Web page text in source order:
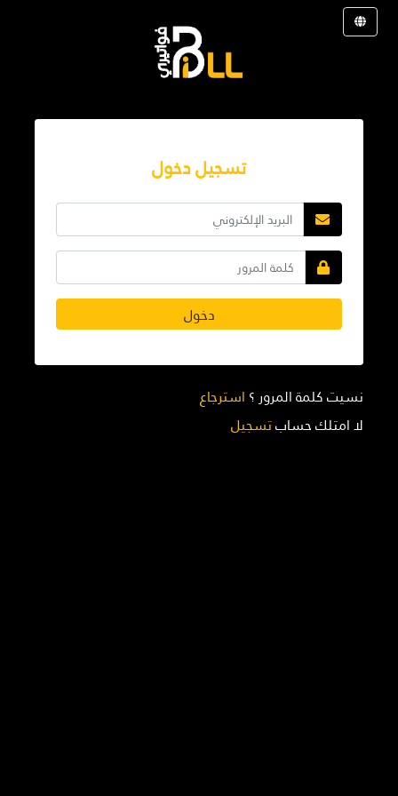
تسجيل دخول
دخول
نسيت كلمة المرور ؟ استرجاع
لا امتلك حسابتسجيل